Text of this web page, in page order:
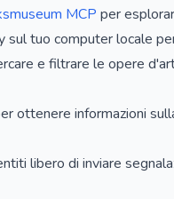
MCP per
tuo computer locale
e filtrare le opere
ottenere informazioni
libero di inviare